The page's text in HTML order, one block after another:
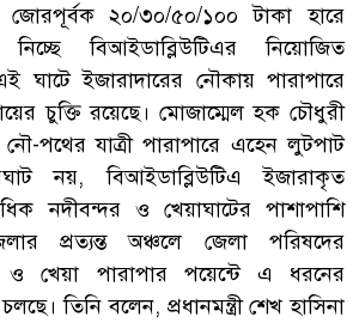
২০/৩০/৫০/১০০ টাকা হারে
বিআইডাব্লিউটিএর নিয়োজিত
ঘাটে ইজারাদারের নৌকায় পারাপারে
চুক্তি রয়েছে। মোজাম্মেল হক চৌধুরী
পথের যাত্রী পারাপারে এহেন লুটপাট
নয়, বিআইডাব্লিউটিএ ইজারাকৃত
নদীবন্দর ও খেয়াঘাটের পাশাপাশি
প্রত্যন্ত অঞ্চলে জেলা পরিষদের
ও খেয়া পারাপার পয়েন্টে এ ধরনের
তিনি বলেন, প্রধানমন্ত্রী শেখ হাসিনা